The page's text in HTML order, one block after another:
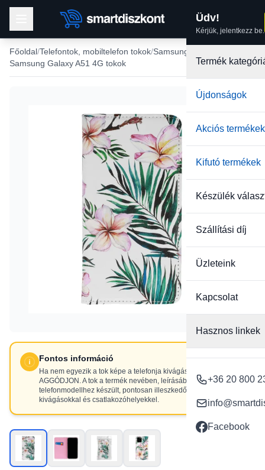
Üdv!
Kérjük, jelentkezz be.
Termék
Újdonságok
Akciós termékek
Kifutó termékek
Készülék
Szállítási díj
Üzleteink
Kapcsolat
Hasznos linkek
+36 20 800
Facebook
Főoldal Telefontok, mobiltelefon tokok Samsung tokok
Samsung Galaxy A51 4G tokok
Fontos információ
Ha nem egyezik a tok képe a telefonja kivágásaival, NE
AGGÓDJON. A tok a termék nevében, leírásában szereplő
telefonmodellhez készült, pontosan illeszkedő
kivágásokkal és csatlakozóhelyekkel.